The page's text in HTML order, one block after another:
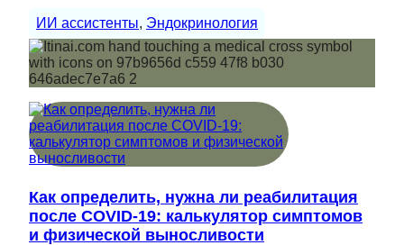
ИИ ассистенты, Эндокринология
Как определить, нужна ли реабилитация
после COVID-19: калькулятор симптомов
и физической выносливости